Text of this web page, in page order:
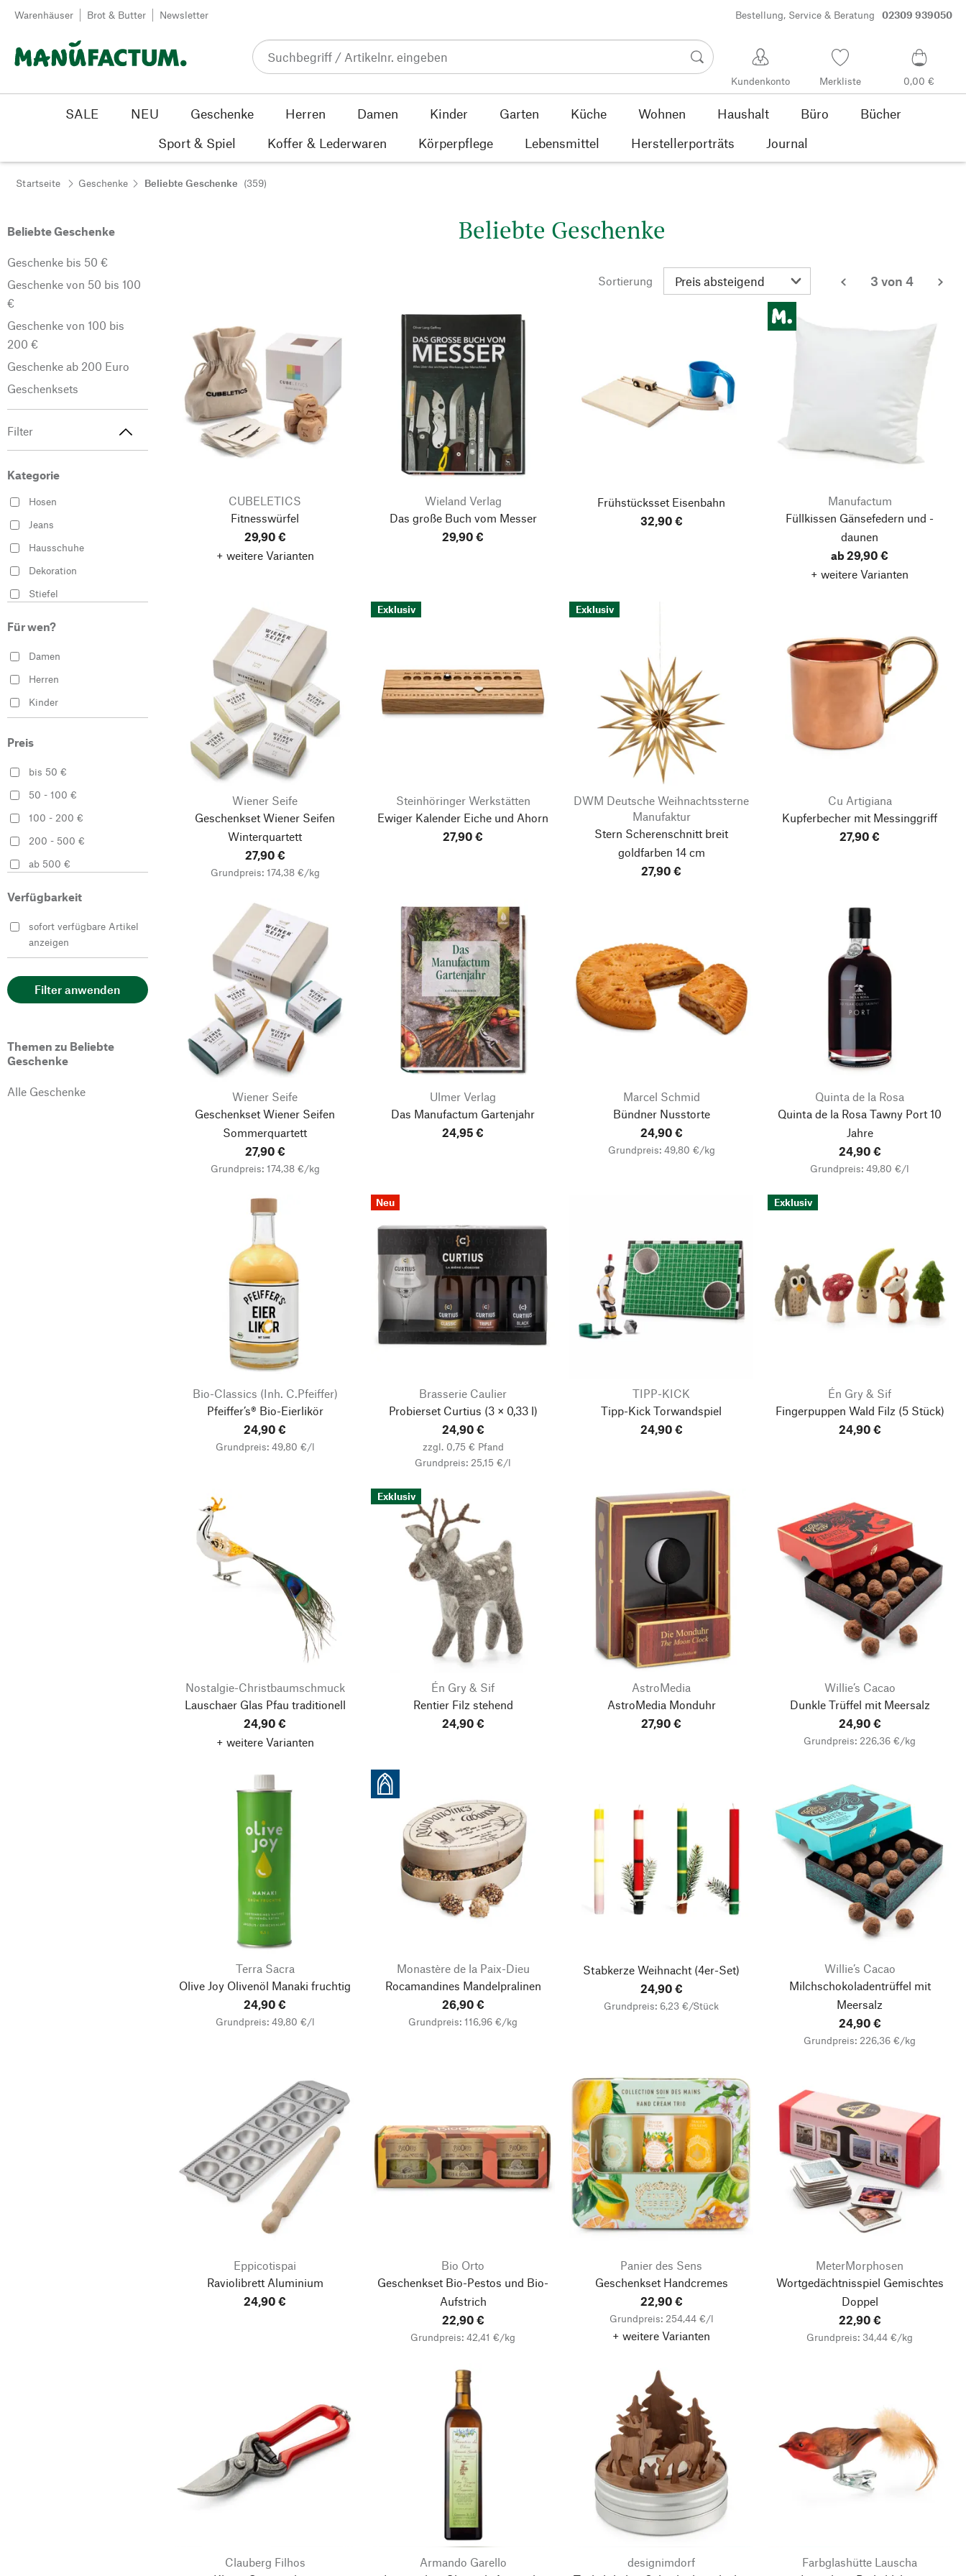
Zum Inhalt springen
Warenhäuser Brot & Butter Newsletter Bestellung, Service & Beratung 02309 939050
Kundenkonto Merkliste 0,00 €
SALE NEU Geschenke Herren Damen Kinder Garten Küche Wohnen Haushalt Büro
Bücher
Sport & Spiel
Koffer & Lederwaren Körperpflege Lebensmittel Herstellerporträts Journal
Startseite Geschenke Beliebte Geschenke (359)
Beliebte Geschenke
Geschenke bis 50 €
Geschenke von 50 bis 100
€
Geschenke von 100 bis
200 €
Geschenke ab 200 Euro
Geschenksets
Filter
Kategorie
Hosen
Jeans
Hausschuhe
Dekoration
Stiefel
Jacken
Gesellschaftsspiele
Kerzen
Gürtel
Pralinen
Decken
Handcreme
Nachtwäsche
Räucherwerk &
Trinkgläser
Wärmflaschen
Klassische
Für wen?
Damen
Herren
Kinder
Preis
bis 50 €
50 - 100 €
100 - 200 €
200 - 500 €
ab 500 €
Verfügbarkeit
sofort verfügbare Artikel
anzeigen
Filter anwenden
Themen zu Beliebte
Geschenke
Alle Geschenke
Beliebte Geschenke
Sortierung
3 von 4
CUBELETICS
Fitnesswürfel
29,90 €
+ weitere Varianten
Wieland Verlag
Das große Buch vom Messer
29,90 €
Frühstücksset Eisenbahn
32,90 €
Manufactum
Füllkissen Gänsefedern und -
daunen
ab 29,90 €
+ weitere Varianten
Wiener Seife
Geschenkset Wiener Seifen
Winterquartett
27,90 €
Grundpreis: 174,38 €/kg
Exklusiv
Steinhöringer Werkstätten
Ewiger Kalender Eiche und Ahorn
27,90 €
Exklusiv
DWM Deutsche Weihnachtssterne
Manufaktur
Stern Scherenschnitt breit
goldfarben 14 cm
27,90 €
Cu Artigiana
Kupferbecher mit Messinggriff
27,90 €
Wiener Seife
Geschenkset Wiener Seifen
Sommerquartett
27,90 €
Grundpreis: 174,38 €/kg
Ulmer Verlag
Das Manufactum Gartenjahr
24,95 €
Marcel Schmid
Bündner Nusstorte
24,90 €
Grundpreis: 49,80 €/kg
Quinta de la Rosa
Quinta de la Rosa Tawny Port 10
Jahre
24,90 €
Grundpreis: 49,80 €/l
Bio-Classics (Inh. C.Pfeiffer)
Pfeiffer’s® Bio-Eierlikör
24,90 €
Grundpreis: 49,80 €/l
Neu
Brasserie Caulier
Probierset Curtius (3 × 0,33 l)
24,90 €
zzgl. 0,75 € Pfand
Grundpreis: 25,15 €/l
TIPP-KICK
Tipp-Kick Torwandspiel
24,90 €
Exklusiv
Én Gry & Sif
Fingerpuppen Wald Filz (5 Stück)
24,90 €
Nostalgie-Christbaumschmuck
Lauschaer Glas Pfau traditionell
24,90 €
+ weitere Varianten
Exklusiv
Én Gry & Sif
Rentier Filz stehend
24,90 €
AstroMedia
AstroMedia Monduhr
27,90 €
Willie’s Cacao
Dunkle Trüffel mit Meersalz
24,90 €
Grundpreis: 226,36 €/kg
Terra Sacra
Olive Joy Olivenöl Manaki fruchtig
24,90 €
Grundpreis: 49,80 €/l
Monastère de la Paix-Dieu
Rocamandines Mandelpralinen
26,90 €
Grundpreis: 116,96 €/kg
Stabkerze Weihnacht (4er-Set)
24,90 €
Grundpreis: 6,23 €/Stück
Willie’s Cacao
Milchschokoladentrüffel mit
Meersalz
24,90 €
Grundpreis: 226,36 €/kg
Eppicotispai
Raviolibrett Aluminium
24,90 €
Bio Orto
Geschenkset Bio-Pestos und Bio-
Aufstrich
22,90 €
Grundpreis: 42,41 €/kg
Panier des Sens
Geschenkset Handcremes
22,90 €
Grundpreis: 254,44 €/l
+ weitere Varianten
MeterMorphosen
Wortgedächtnisspiel Gemischtes
Doppel
22,90 €
Grundpreis: 34,44 €/kg
Clauberg Filhos
Armando Garello
designimdorf
Farbglashütte Lauscha